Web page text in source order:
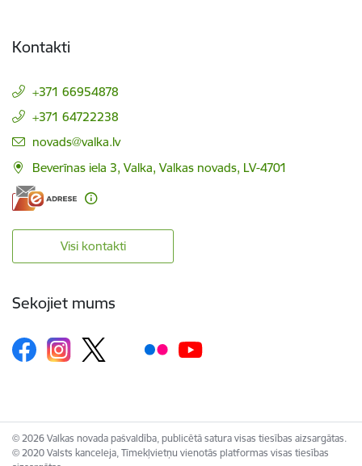
Kontakti
+371 66954878
+371 64722238
E-pasts:
novads@valka.lv
Beverīnas iela 3, Valka, Valkas novads, LV-4701
Visi kontakti
Sekojiet mums
© 2026 Valkas novada pašvaldība, publicētā satura visas tiesības aizsargātas.
© 2020 Valsts kanceleja, Tīmekļvietņu vienotās platformas visas tiesības